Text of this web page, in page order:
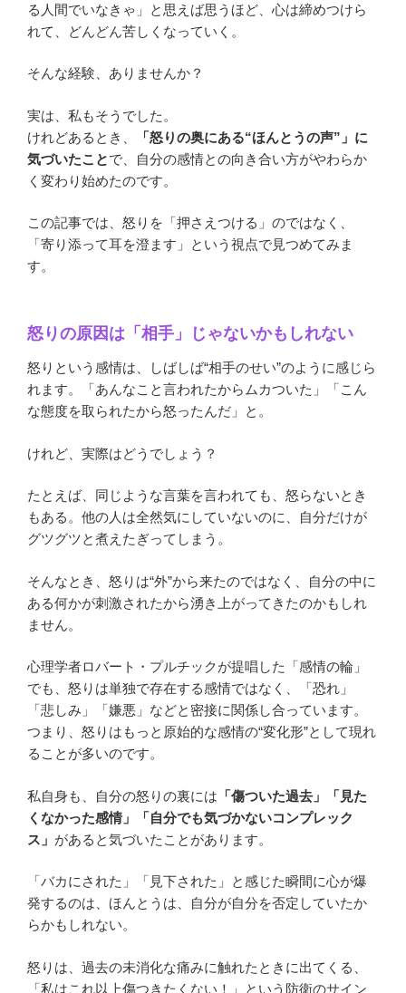
る人間でいなきゃ」と思えば思うほど、心は締めつけら
れて、どんどん苦しくなっていく。
そんな経験、ありませんか？
実は、私もそうでした。
けれどあるとき、
「怒りの奥にある“ほんとうの声”」に
気づいたことで、自分の感情との向き合い方がやわらか
く変わり始めたのです。
この記事では、怒りを「押さえつける」のではなく、
「寄り添って耳を澄ます」という視点で見つめてみま
す。
怒りの原因は「相手」じゃないかもしれない
怒りという感情は、しばしば“相手のせい”のように感じら
れます。「あんなこと言われたからムカついた」「こん
な態度を取られたから怒ったんだ」と。
けれど、実際はどうでしょう？
たとえば、同じような言葉を言われても、怒らないとき
もある。他の人は全然気にしていないのに、自分だけが
グツグツと煮えたぎってしまう。
そんなとき、怒りは“外”から来たのではなく、自分の中に
ある何かが刺激されたから湧き上がってきたのかもしれ
ません。
心理学者ロバート・プルチックが提唱した「感情の輪」
でも、怒りは単独で存在する感情ではなく、「恐れ」
「悲しみ」「嫌悪」などと密接に関係し合っています。
つまり、怒りはもっと原始的な感情の“変化形”として現れ
ることが多いのです。
私自身も、自分の怒りの裏には 「傷ついた過去」「見た
くなかった感情」「自分でも気づかないコンプレック
ス」 があると気づいたことがあります。
「バカにされた」「見下された」と感じた瞬間に心が爆
発するのは、ほんとうは、自分が自分を否定していたか
らかもしれない。
怒りは、過去の未消化な痛みに触れたときに出てくる、
「私はこれ以上傷つきたくない！」という防衛のサイン